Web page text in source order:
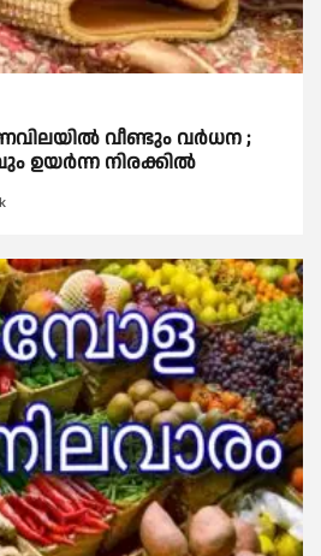
വീണ്ടും വര്‍ധന ;
ഉയര്‍ന്ന നിരക്കില്‍